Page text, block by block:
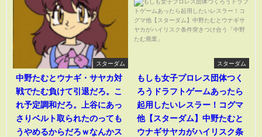
スターダム
中野たむとウナギ・サヤカ対
戦でたむ負けて引退だろ。こ
れ予定調和だろ。上谷にあっ
さりベルト取られたのっても
うやめるからだろｗなんかス
スターダム
もしも女子プロレス団体つく
ろうドラフトゲームあったら
起用したいレスラー！コグマ
他【スターダム】中野たむと
ウナギサヤカがハイリスク条